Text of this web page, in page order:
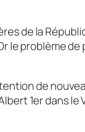
de la
le problème
de
1er dans le